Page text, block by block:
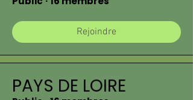
Rejoindre
PAYS DE LOIRE